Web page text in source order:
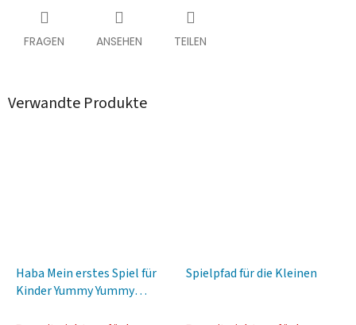
FRAGEN ANSEHEN TEILEN
Verwandte Produkte
Haba Mein erstes Spiel für
Kinder Yummy Yummy
Spielpfad für die Kleinen